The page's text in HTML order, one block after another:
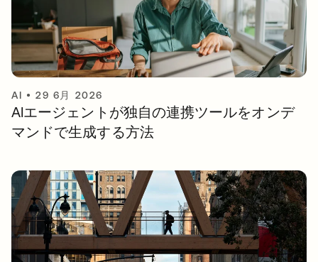
AI •29 6月 2026
AIエージェントが独自の連携ツールをオンデ
マンドで生成する方法